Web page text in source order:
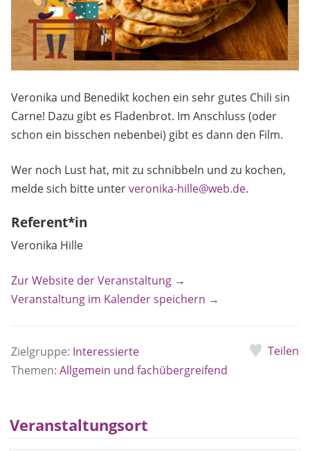
Veronika und Benedikt kochen ein sehr gutes Chili sin
Carne! Dazu gibt es Fladenbrot. Im Anschluss (oder
schon ein bisschen nebenbei) gibt es dann den Film.
Wer noch Lust hat, mit zu schnibbeln und zu kochen,
melde sich bitte unterveronika-hille@web.de.
Referent*in
Veronika Hille
Zur Website der Veranstaltung →
Veranstaltung im Kalender speichern →
Zielgruppe: Interessierte
Themen: Allgemein und fachübergreifend
Teilen
Veranstaltungsort